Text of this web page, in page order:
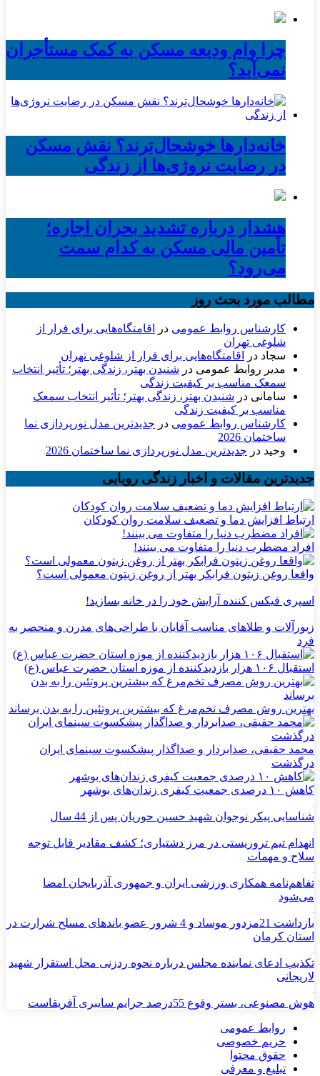
چرا وام ودیعه مسکن به کمک مستأجران
نمی‌آید؟
خانه‌دارها خوشحال‌ترند؟ نقش مسکن
در رضایت نروژی‌ها از زندگی
هشدار درباره تشدید بحران اجاره؛
تأمین مالی مسکن به کدام سمت
می‌رود؟
مطالب مورد بحث روز
کارشناس روابط عمومی در
اقامتگاه‌هایی برای فرار از
شلوغی تهران
سجاد در
اقامتگاه‌هایی برای فرار از شلوغی تهران
مدیر روابط عمومی در شنیدن بهتر، زندگی بهتر؛ تأثیر انتخاب
سمعک مناسب بر کیفیت زندگی
سامانی در شنیدن بهتر، زندگی بهتر؛ تأثیر انتخاب سمعک
مناسب بر کیفیت زندگی
کارشناس روابط عمومی در جدیدترین مدل نورپردازی نما
ساختمان 2026
وحید در جدیدترین مدل نورپردازی نما ساختمان 2026
جدیدترین مقالات و اخبار زندگی رویایی
ارتباط افزایش دما و تضعیف سلامت روان کودکان
افراد مضطرب دنیا را متفاوت می بینند!
واقعا روغن زیتون فرابکر بهتر از روغن زیتون معمولی است؟
اسپری فیکس کننده آرایش خود را در خانه بسازید!
زیورآلات و طلاهای مناسب آقایان با طراحی‌های مدرن و منحصر به
فرد
استقبال ۱۰۶ هزار بازدیدکننده از موزه استان حضرت عباس (ع)
بهترین روش مصرف تخم‌مرغ که بیشترین پروتئین را به بدن برساند
محمد حقیقی، صدابردار و صداگذار پیشکسوت سینمای ایران
درگذشت
کاهش ۱۰ درصدی جمعیت کیفری زندان‌های بوشهر
شناسایی پیکر نوجوان شهید حسین حوریان پس از 44 سال
انهدام تیم تروریستی در مرز دشتیاری؛ کشف مقادیر قابل توجه
سلاح و مهمات
تفاهم‌نامه همکاری ورزشی ایران و جمهوری آذربایجان امضا
می‌شود
بازداشت 21مزدور موساد و 4 شرور عضو باندهای مسلح شرارت در
استان کرمان
تکذیب ادعای نماینده مجلس درباره نحوه ردزنی محل استقرار شهید
لاریجانی
هوش مصنوعی، بستر وقوع 55درصد جرایم سایبری آفریقاست
روابط عمومی
حریم خصوصی
حقوق محتوا
تبلیغ و معرفی